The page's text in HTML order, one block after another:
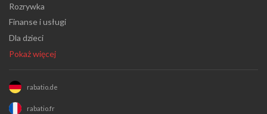
Rozrywka
Finanse i usługi
Dla dzieci
Pokaż więcej
rabatio.de
rabatio.fr